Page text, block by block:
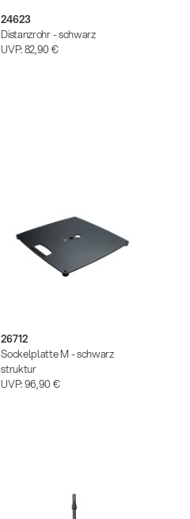
24623
Distanzrohr - schwarz
UVP:82,90 €
26712
Sockelplatte M - schwarz
struktur
UVP:96,90 €